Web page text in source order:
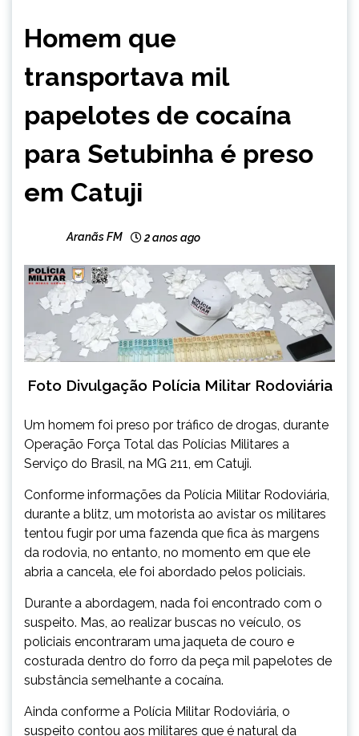
GERAIS
Homem que
transportava mil
papelotes de cocaína
para Setubinha é preso
em Catuji
Aranãs FM 2 anos ago
Foto Divulgação Polícia Militar Rodoviária
Um homem foi preso por tráfico de drogas, durante
Operação Força Total das Polícias Militares a
Serviço do Brasil, na MG 211, em Catuji.
Conforme informações da Polícia Militar Rodoviária,
durante a blitz, um motorista ao avistar os militares
tentou fugir por uma fazenda que fica às margens
da rodovia, no entanto, no momento em que ele
abria a cancela, ele foi abordado pelos policiais.
Durante a abordagem, nada foi encontrado com o
suspeito. Mas, ao realizar buscas no veículo, os
policiais encontraram uma jaqueta de couro e
costurada dentro do forro da peça mil papelotes de
substância semelhante a cocaína.
Ainda conforme a Polícia Militar Rodoviária, o
suspeito contou aos militares que é natural da